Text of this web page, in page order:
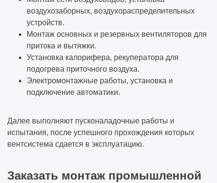
воздухозаборных, воздухораспределительных
устройств.
Монтаж основных и резервных вентиляторов для
притока и вытяжки.
Установка калорифера, рекуператора для
подогрева приточного воздуха.
Электромонтажные работы, установка и
подключение автоматики.
Далее выполняют пусконаладочные работы и
испытания, после успешного прохождения которых
вентсистема сдается в эксплуатацию.
Заказать монтаж промышленной